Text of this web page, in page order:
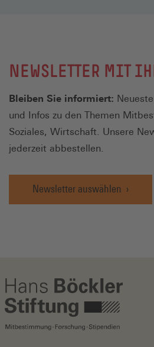
NEWSLETTER MIT
Bleiben Sie informiert:
und Infos zu den Themen
Soziales, Wirtschaft. Unsere
jederzeit abbestellen.
Newsletter auswählen